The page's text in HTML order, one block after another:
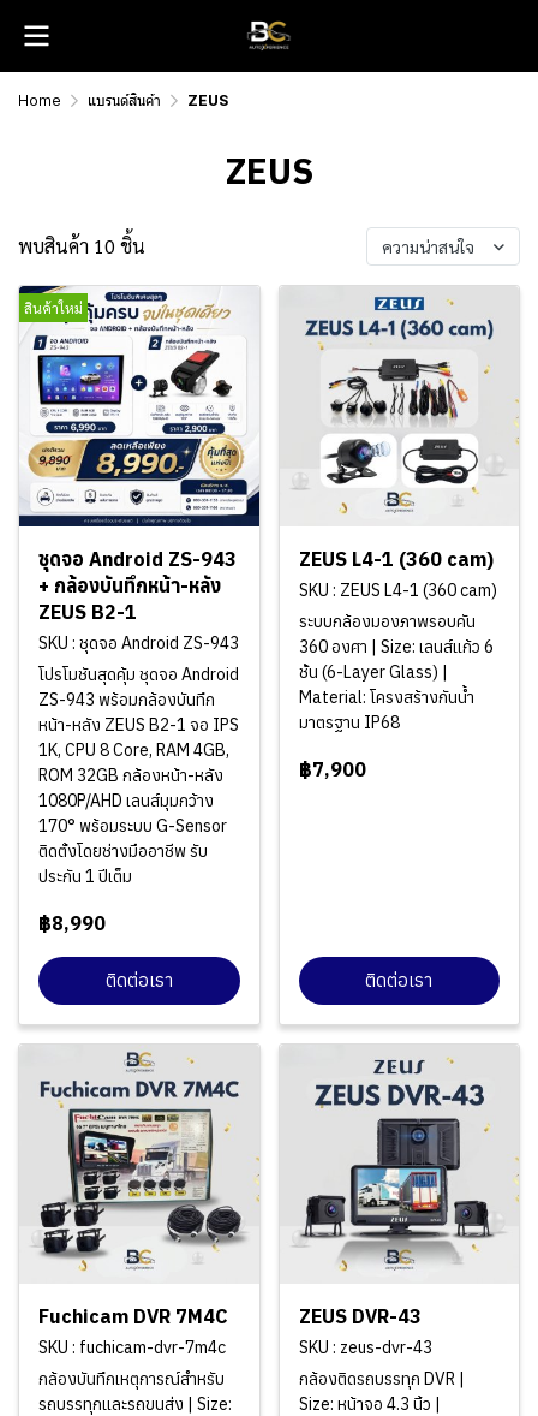
Home แบรนด์สินค้า ZEUS
ZEUS
พบสินค้า 10 ชิ้น ความน่าสนใจ
สินค้าใหม่
ชุดจอ Android ZS-943
+ กล้องบันทึกหน้า-หลัง
ZEUS B2-1
SKU : ชุดจอ Android ZS-943
โปรโมชันสุดคุ้ม ชุดจอ Android
ZS-943 พร้อมกล้องบันทึก
หน้า-หลัง ZEUS B2-1 จอ IPS
1K, CPU 8 Core, RAM 4GB,
ROM 32GB กล้องหน้า-หลัง
1080P/AHD เลนส์มุมกว้าง
170° พร้อมระบบ G-Sensor
ติดตั้งโดยช่างมืออาชีพ รับ
ประกัน 1 ปีเต็ม
฿8,990
ติดต่อเรา
ZEUS L4-1 (360 cam)
SKU : ZEUS L4-1 (360 cam)
ระบบกล้องมองภาพรอบคัน
360 องศา | Size: เลนส์แก้ว 6
ชั้น (6-Layer Glass) |
Material: โครงสร้างกันน้ำ
มาตรฐาน IP68
฿7,900
ติดต่อเรา
Fuchicam DVR 7M4C
SKU : fuchicam-dvr-7m4c
กล้องบันทึกเหตุการณ์สำหรับ
รถบรรทุกและรถขนส่ง | Size:
ZEUS DVR-43
SKU : zeus-dvr-43
กล้องติดรถบรรทุก DVR |
Size: หน้าจอ 4.3 นิ้ว |